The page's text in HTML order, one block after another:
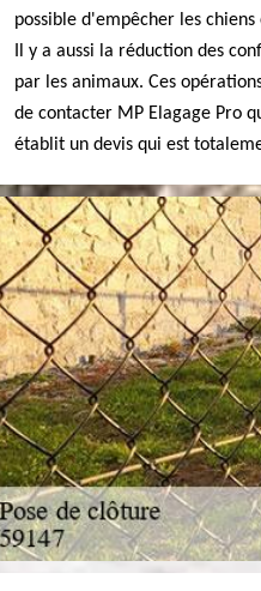
possible d'empêcher les
Il y a aussi la réduction des
par les animaux. Ces
de contacter MP Elagage Pro
établit un devis qui est